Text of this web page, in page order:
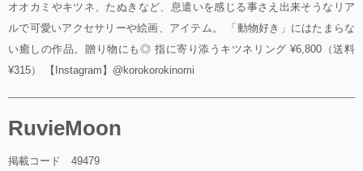
オオカミやキツネ、たぬきなど、息遣いを感じる事さえ出来そうなリア
ルで可愛いアクセサリーや絵画、アイテム。 「動物好き」にはたまらな
い癒しの作品。贈り物にも◎ 指に寄り添うキツネリング ¥6,800（送料
¥315） 【Instagram】@korokorokinomi
RuvieMoon
掲載コード 49479